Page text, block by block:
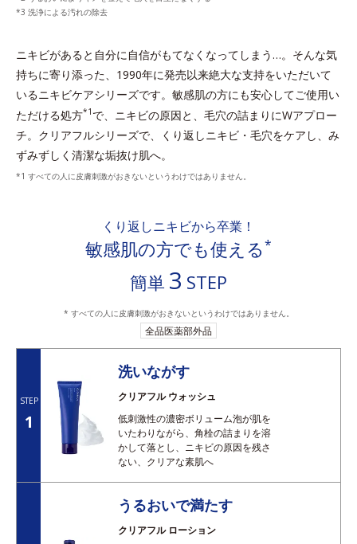
洗浄による汚れの除去
ニキビがあると自分に自信がもてなくなってしまう…。 そんな気
持ちに寄り添った、1990年に発売以来絶大な支持をいただいて
いるニキビケアシリーズです。 敏感肌の方にも安心してご使用い
ただける処方*1 で、ニキビの原因と、毛穴の詰まりにWアプロー
チ。 クリアフルシリーズで、くり返しニキビ・毛穴をケアし、み
ずみずしく清潔な垢抜け肌へ。
すべての人に皮膚刺激がおきないというわけではありません。
くり返しニキビから卒業！
敏感肌の方でも使える*
簡単 3 STEP
* すべての人に皮膚刺激がおきないというわけではありません。
全品医薬部外品
STEP
1
洗いながす
クリアフル ウォッシュ
低刺激性の濃密ボリューム泡が肌を
いたわりながら、角栓の詰まりを溶
かして落とし、ニキビの原因を残さ
ない、クリアな素肌へ
うるおいで満たす
クリアフル ローション